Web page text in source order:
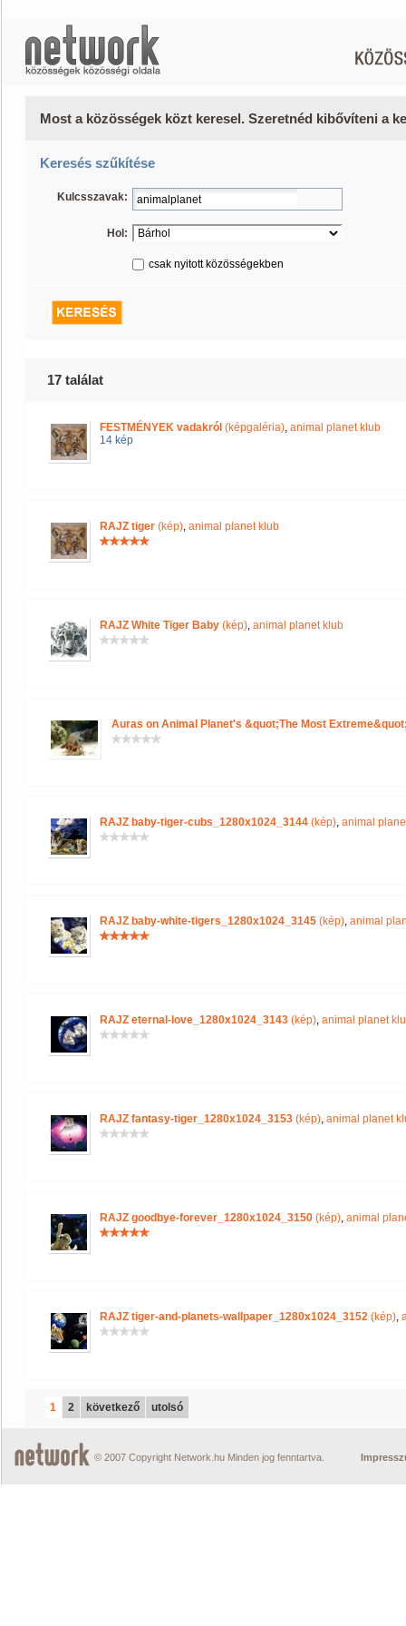
Most a közösségek közt keresel. Szeretnéd kibővíteni a
Keresés szűkítése
Kulcsszavak:
Hol:
csak nyitott közösségekben
17 találat
FESTMÉNYEK vadakról (képgaléria), animal planet klub
14 kép
RAJZ tiger (kép), animal planet klub
RAJZ White Tiger Baby (kép), animal planet klub
Auras on Animal Planet's &quot;The Most
RAJZ baby-tiger-cubs_1280x1024_3144 (kép), animal
RAJZ baby-white-tigers_1280x1024_3145 (kép), animal
RAJZ eternal-love_1280x1024_3143 (kép), animal planet
RAJZ fantasy-tiger_1280x1024_3153 (kép), animal planet
RAJZ goodbye-forever_1280x1024_3150 (kép), animal
RAJZ tiger-and-planets-wallpaper_1280x1024_3152 (kép),
1 2 következő utolsó
© 2007 Copyright Network.hu Minden jog fenntartva.